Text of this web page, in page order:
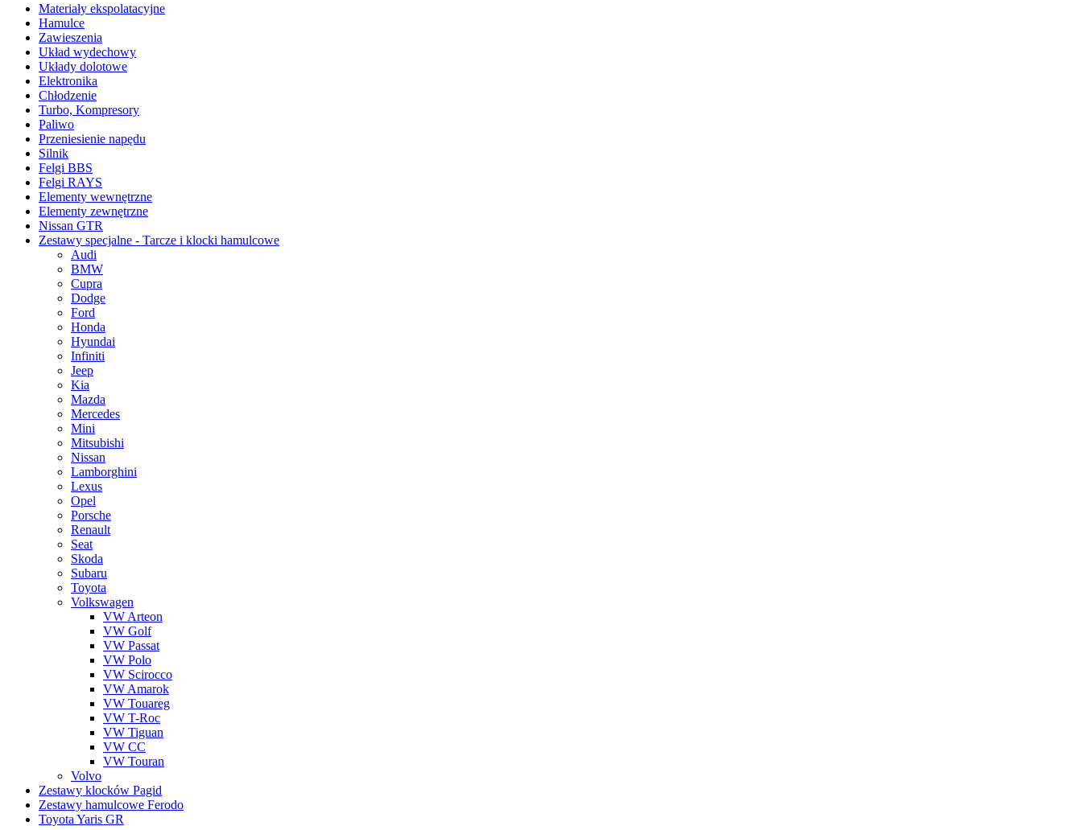
Materiały ekspolatacyjne
Hamulce
Zawieszenia
Układ wydechowy
Układy dolotowe
Elektronika
Chłodzenie
Turbo, Kompresory
Paliwo
Przeniesienie napędu
Silnik
Felgi BBS
Felgi RAYS
Elementy wewnętrzne
Elementy zewnętrzne
Nissan GTR
Zestawy specjalne - Tarcze i klocki hamulcowe
Audi
BMW
Cupra
Dodge
Ford
Honda
Hyundai
Infiniti
Jeep
Kia
Mazda
Mercedes
Mini
Mitsubishi
Nissan
Lamborghini
Lexus
Opel
Porsche
Renault
Seat
Skoda
Subaru
Toyota
Volkswagen
VW Arteon
VW Golf
VW Passat
VW Polo
VW Scirocco
VW Amarok
VW Touareg
VW T-Roc
VW Tiguan
VW CC
VW Touran
Volvo
Zestawy klocków Pagid
Zestawy hamulcowe Ferodo
Toyota Yaris GR